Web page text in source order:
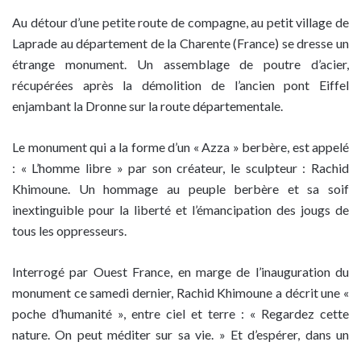
Au détour d’une petite route de compagne, au petit village de
Laprade au département de la Charente (France) se dresse un
étrange monument. Un assemblage de poutre d’acier,
récupérées après la démolition de l’ancien pont Eiffel
enjambant la Dronne sur la route départementale.
Le monument qui a la forme d’un « Azza » berbère, est appelé
: « L’homme libre » par son créateur, le sculpteur : Rachid
Khimoune. Un hommage au peuple berbère et sa soif
inextinguible pour la liberté et l’émancipation des jougs de
tous les oppresseurs.
Interrogé par Ouest France, en marge de l’inauguration du
monument ce samedi dernier, Rachid Khimoune a décrit une «
poche d’humanité », entre ciel et terre : « Regardez cette
nature. On peut méditer sur sa vie. » Et d’espérer, dans un